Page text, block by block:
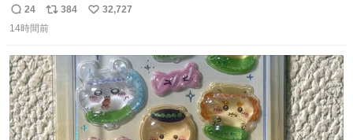
て不謹慎だけどウケる
返
信
24
リ
ポ
ト
数
384
い
数
32,727
14時間前